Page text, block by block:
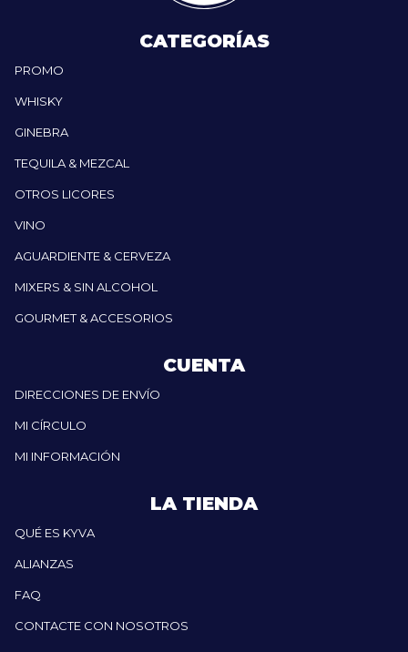
CATEGORÍAS
PROMO
WHISKY
GINEBRA
TEQUILA & MEZCAL
OTROS LICORES
VINO
AGUARDIENTE & CERVEZA
MIXERS & SIN ALCOHOL
GOURMET & ACCESORIOS
CUENTA
DIRECCIONES DE ENVÍO
MI CÍRCULO
MI INFORMACIÓN
LA TIENDA
QUÉ ES KYVA
ALIANZAS
FAQ
CONTACTE CON NOSOTROS